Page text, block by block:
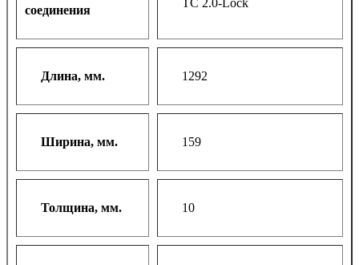
соединения
Длина, мм. 1292
Ширина, мм. 159
Толщина, мм. 10